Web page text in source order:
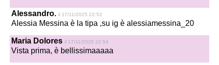
Alessandro. il 17/11/2025 22:52
Alessia Messina è la tipa ,su ig è alessiamessina_20
Maria Dolores il 17/11/2025 22:54
Vista prima, è bellissimaaaaa